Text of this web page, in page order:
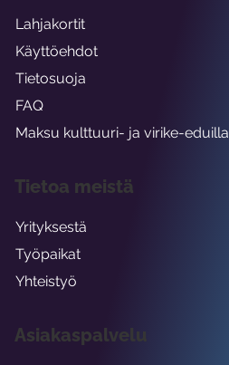
Asiakaspalvelu
Lahjakortit
Käyttöehdot
Tietosuoja
FAQ
Maksu kulttuuri- ja virike-eduilla
Tietoa meistä
Yrityksestä
Työpaikat
Yhteistyö